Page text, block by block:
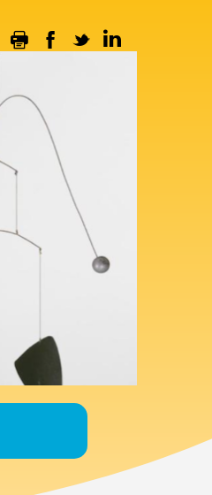
Print Facebook
Twitter